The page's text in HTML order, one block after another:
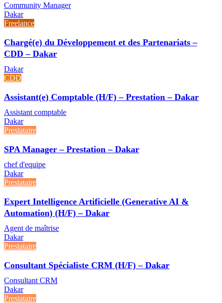
Community Manager
Dakar
Freelance
Chargé(e) du Développement et des Partenariats –
CDD – Dakar
Dakar
CDD
Assistant(e) Comptable (H/F) – Prestation – Dakar
Assistant comptable
Dakar
Prestataire
SPA Manager – Prestation – Dakar
chef d'equipe
Dakar
Prestataire
Expert Intelligence Artificielle (Generative AI &
Automation) (H/F) – Dakar
Agent de maîtrise
Dakar
Prestataire
Consultant Spécialiste CRM (H/F) – Dakar
Consultant CRM
Dakar
Prestataire